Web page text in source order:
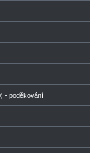
- poděkování